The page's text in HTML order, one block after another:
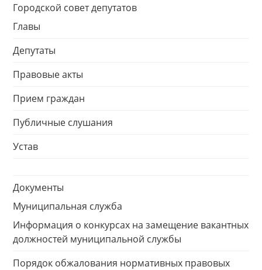
Городской совет депутатов
Главы
Депутаты
Правовые акты
Прием граждан
Публичные слушания
Устав
Документы
Муниципальная служба
Информация о конкурсах на замещение вакантных
должностей муниципальной службы
Порядок обжалования нормативных правовых